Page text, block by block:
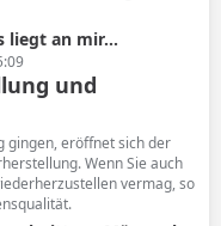
liegt an mir...
und
gingen, eröffnet sich der
Wenn Sie auch
vermag, so